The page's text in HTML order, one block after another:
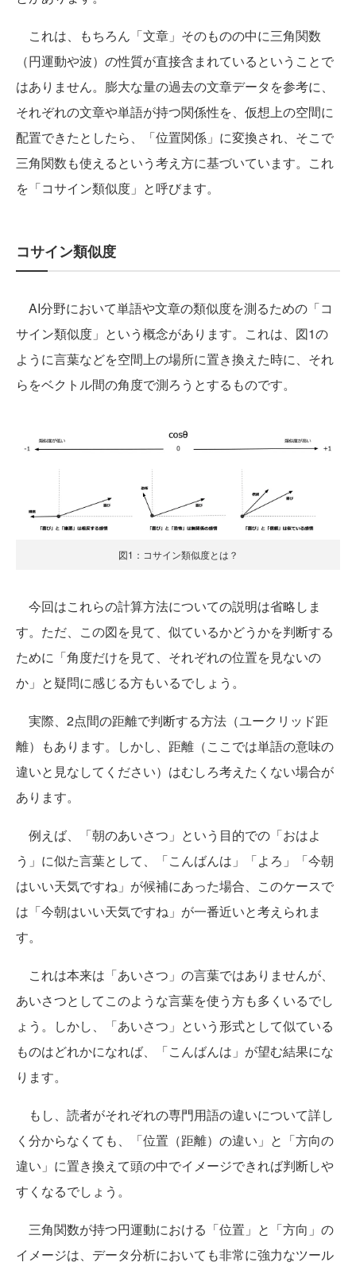
これは、もちろん「文章」そのものの中に三角関数
（円運動や波）の性質が直接含まれているということで
はありません。膨大な量の過去の文章データを参考に、
それぞれの文章や単語が持つ関係性を、仮想上の空間に
配置できたとしたら、「位置関係」に変換され、そこで
三角関数も使えるという考え方に基づいています。これ
を「コサイン類似度」と呼びます。
コサイン類似度
AI分野において単語や文章の類似度を測るための「コ
サイン類似度」という概念があります。これは、図1の
ように言葉などを空間上の場所に置き換えた時に、それ
らをベクトル間の角度で測ろうとするものです。
図1：コサイン類似度とは？
今回はこれらの計算方法についての説明は省略しま
す。ただ、この図を見て、似ているかどうかを判断する
ために「角度だけを見て、それぞれの位置を見ないの
か」と疑問に感じる方もいるでしょう。
実際、2点間の距離で判断する方法（ユークリッド距
離）もあります。しかし、距離（ここでは単語の意味の
違いと見なしてください）はむしろ考えたくない場合が
あります。
例えば、「朝のあいさつ」という目的での「おはよ
う」に似た言葉として、「こんばんは」「よろ」「今朝
はいい天気ですね」が候補にあった場合、このケースで
は「今朝はいい天気ですね」が一番近いと考えられま
す。
これは本来は「あいさつ」の言葉ではありませんが、
あいさつとしてこのような言葉を使う方も多くいるでし
ょう。しかし、「あいさつ」という形式として似ている
ものはどれかになれば、「こんばんは」が望む結果にな
ります。
もし、読者がそれぞれの専門用語の違いについて詳し
く分からなくても、「位置（距離）の違い」と「方向の
違い」に置き換えて頭の中でイメージできれば判断しや
すくなるでしょう。
三角関数が持つ円運動における「位置」と「方向」の
イメージは、データ分析においても非常に強力なツール